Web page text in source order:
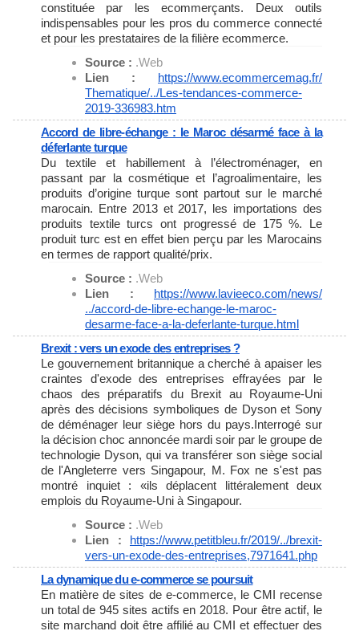
constituée par les ecommerçants. Deux outils
indispensables pour les pros du commerce connecté
et pour les prestataires de la filière ecommerce.
Source : .Web
Lien : https://www.ecommercemag.fr/
Thematique/../Les-tendances-commerce-
2019-336983.htm
Accord de libre-échange : le Maroc désarmé face à la
déferlante turque
Du textile et habillement à l’électroménager, en
passant par la cosmétique et l’agroalimentaire, les
produits d’origine turque sont partout sur le marché
marocain. Entre 2013 et 2017, les importations des
produits textile turcs ont progressé de 175 %. Le
produit turc est en effet bien perçu par les Marocains
en termes de rapport qualité/prix.
Source : .Web
Lien : https://www.lavieeco.com/news/
../accord-de-libre-echange-le-maroc-
desarme-face-a-la-deferlante-turque.html
Brexit : vers un exode des entreprises ?
Le gouvernement britannique a cherché à apaiser les
craintes d'exode des entreprises effrayées par le
chaos des préparatifs du Brexit au Royaume-Uni
après des décisions symboliques de Dyson et Sony
de déménager leur siège hors du pays.Interrogé sur
la décision choc annoncée mardi soir par le groupe de
technologie Dyson, qui va transférer son siège social
de l'Angleterre vers Singapour, M. Fox ne s'est pas
montré inquiet : «ils déplacent littéralement deux
emplois du Royaume-Uni à Singapour.
Source : .Web
Lien : https://www.petitbleu.fr/2019/../brexit-
vers-un-exode-des-entreprises,7971641.php
La dynamique du e-commerce se poursuit
En matière de sites de e-commerce, le CMI recense
un total de 945 sites actifs en 2018. Pour être actif, le
site marchand doit être affilié au CMI et effectuer des